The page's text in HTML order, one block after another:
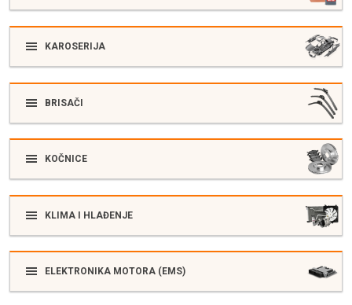
KAROSERIJA
BRISAČI
KOČNICE
KLIMA I HLAĐENJE
ELEKTRONIKA MOTORA (EMS)